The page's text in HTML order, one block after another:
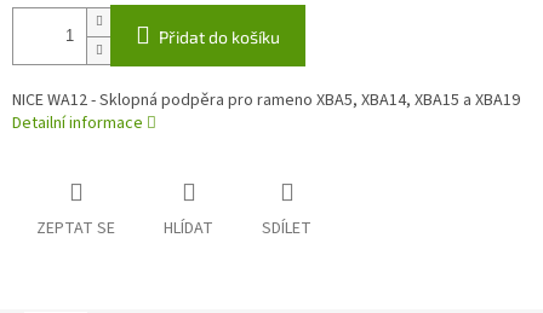
Přidat do košíku
NICE WA12 - Sklopná podpěra pro rameno XBA5, XBA14, XBA15 a XBA19
Detailní informace
ZEPTAT SE HLÍDAT SDÍLET